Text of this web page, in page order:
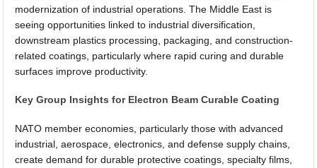
modernization of industrial operations. The Middle East is
seeing opportunities linked to industrial diversification,
downstream plastics processing, packaging, and construction-
related coatings, particularly where rapid curing and durable
surfaces improve productivity.
Key Group Insights for Electron Beam Curable Coating
NATO member economies, particularly those with advanced
industrial, aerospace, electronics, and defense supply chains,
create demand for durable protective coatings, specialty films,